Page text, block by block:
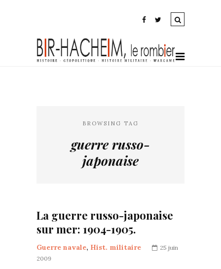
BROWSING TAG
guerre russo-
japonaise
La guerre russo-japonaise
sur mer: 1904-1905.
Guerre navale, Hist. militaire
25 juin
2009